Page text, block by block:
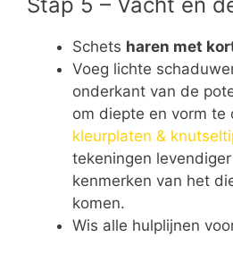
Schets haren met
Voeg lichte
onderkant van de
om diepte en vorm te
kleurplaten &
tekeningen
kenmerken van het
komen.
Wis alle hulplijnen